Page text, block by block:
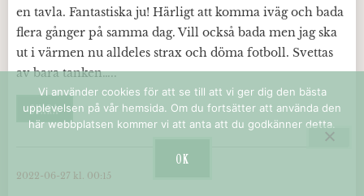
en tavla. Fantastiska ju! Härligt att komma iväg och bada
flera gånger på samma dag. Vill också bada men jag ska
ut i värmen nu alldeles strax och döma fotboll. Svettas
av bara tanken…..
SVARA
2022-06-27 kl. 00:15
Vi använder cookies för att se till att vi ger dig den bästa
upplevelsen på vår hemsida. Om du fortsätter att använda den
här webbplatsen kommer vi att anta att du godkänner detta.
OK